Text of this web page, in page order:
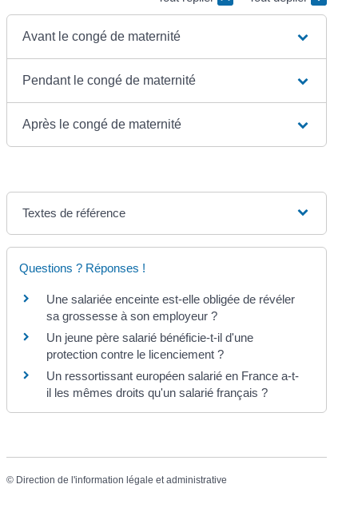
Avant le congé de maternité
Pendant le congé de maternité
Après le congé de maternité
Textes de référence
Questions ? Réponses !
Une salariée enceinte est-elle obligée de révéler
sa grossesse à son employeur ?
Un jeune père salarié bénéficie-t-il d'une
protection contre le licenciement ?
Un ressortissant européen salarié en France a-t-
il les mêmes droits qu'un salarié français ?
© Direction de l'information légale et administrative